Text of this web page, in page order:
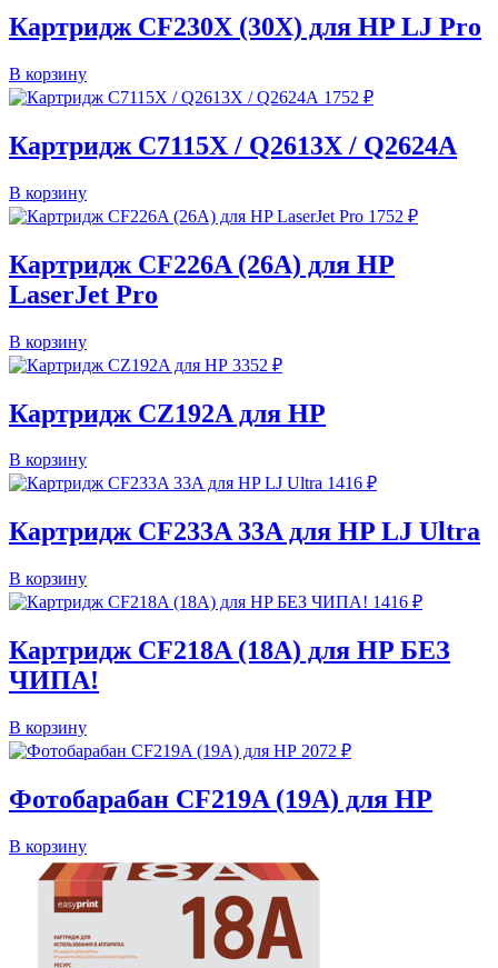
Картридж CF230X (30X) для HP LJ Pro
В корзину
1752 ₽
Картридж C7115X / Q2613X / Q2624A
В корзину
1752 ₽
Картридж CF226A (26A) для HP
LaserJet Pro
В корзину
3352 ₽
Картридж CZ192A для HP
В корзину
1416 ₽
Картридж CF233A 33A для HP LJ Ultra
В корзину
1416 ₽
Картридж CF218A (18A) для HP БЕЗ
ЧИПА!
В корзину
2072 ₽
Фотобарабан CF219A (19A) для HP
В корзину